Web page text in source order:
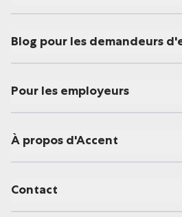
Blog pour les demandeurs
Pour les employeurs
À propos d'Accent
Contact